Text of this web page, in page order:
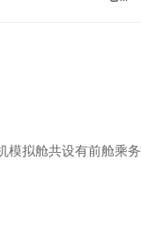
拟舱共设有前舱乘